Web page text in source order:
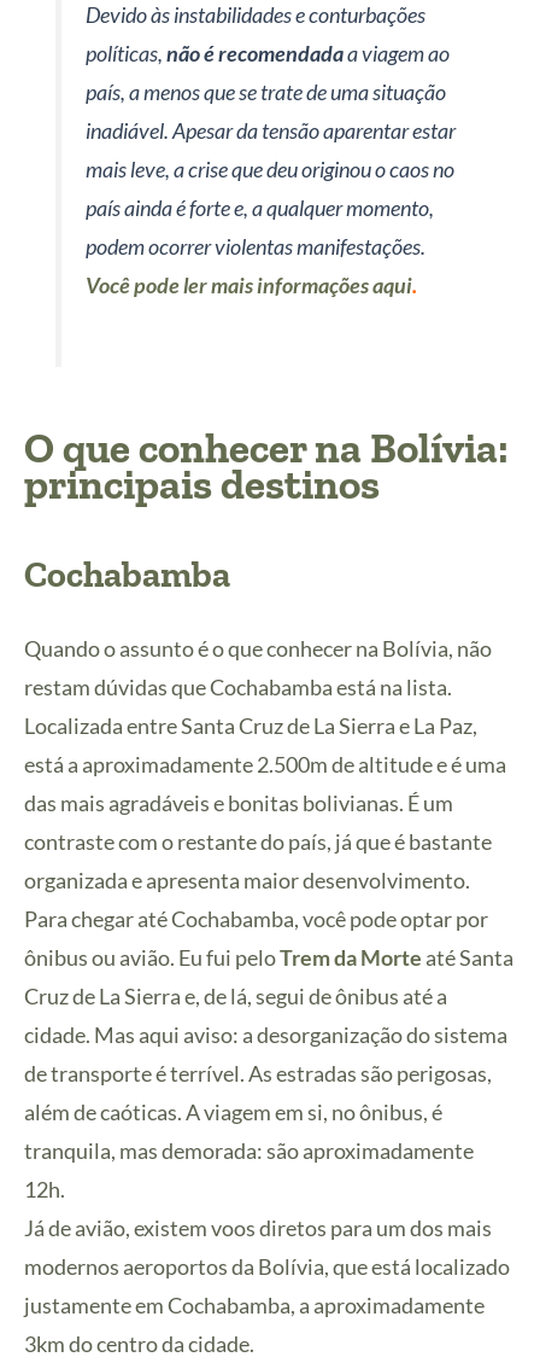
Devido às instabilidades e conturbações
políticas,não é recomendadaa viagem ao
país, a menos que se trate de uma situação
inadiável. Apesar da tensão aparentar estar
mais leve, a crise que deu originou o caos no
país ainda é forte e, a qualquer momento,
podem ocorrer violentas manifestações.
Você pode ler mais informações aqui.
O que conhecer na Bolívia:
principais destinos
Cochabamba
Quando o assunto é o que conhecer na Bolívia, não
restam dúvidas que Cochabamba está na lista.
Localizada entre Santa Cruz de La Sierra e La Paz,
está a aproximadamente 2.500m de altitude e é uma
das mais agradáveis e bonitas bolivianas. É um
contraste com o restante do país, já que é bastante
organizada e apresenta maior desenvolvimento.
Para chegar até Cochabamba, você pode optar por
ônibus ou avião. Eu fui peloTrem da Morte até Santa
Cruz de La Sierra e, de lá, segui de ônibus até a
cidade. Mas aqui aviso: a desorganização do sistema
de transporte é terrível. As estradas são perigosas,
além de caóticas. A viagem em si, no ônibus, é
tranquila, mas demorada: são aproximadamente
12h.
Já de avião, existem voos diretos para um dos mais
modernos aeroportos da Bolívia, que está localizado
justamente em Cochabamba, a aproximadamente
3km do centro da cidade.